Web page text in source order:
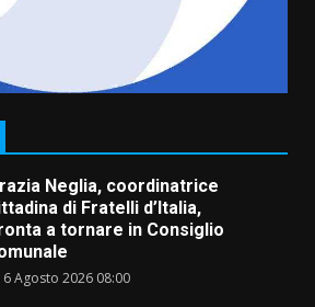
d’identità: continua il piano
aperture straordinarie del
Neglia, coordinatrice
di Fratelli d’Italia,
a tornare in Consiglio
6 Agosto 2026 08:00